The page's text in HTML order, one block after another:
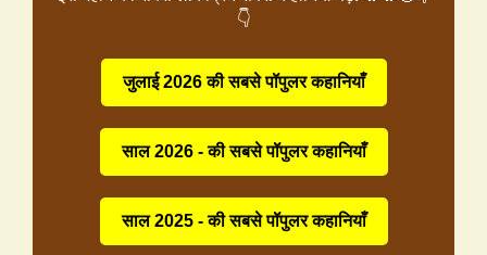
👇
जुलाई 2026 की सबसे पॉपुलर कहानियाँ
साल 2026 - की सबसे पॉपुलर कहानियाँ
साल 2025 - की सबसे पॉपुलर कहानियाँ